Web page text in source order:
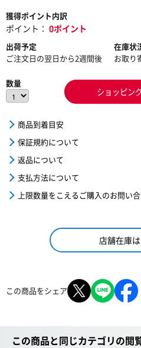
獲得ポイント内訳
ポイント： 0ポイント
出荷予定
ご注文日の翌日から2週間後
在庫状
お取り
数量
ショッピン
商品到着目安
保証規約について
返品について
支払方法について
上限数量をこえるご購入のお問い
店舗在庫
この商品をシェア
この商品と同じカテゴリの閲